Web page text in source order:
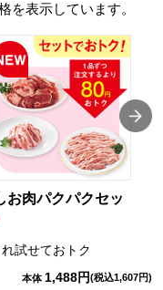
を表示しています。
お肉パクパクセッ
試せておトク
本体 1,488円(税込1,607円)